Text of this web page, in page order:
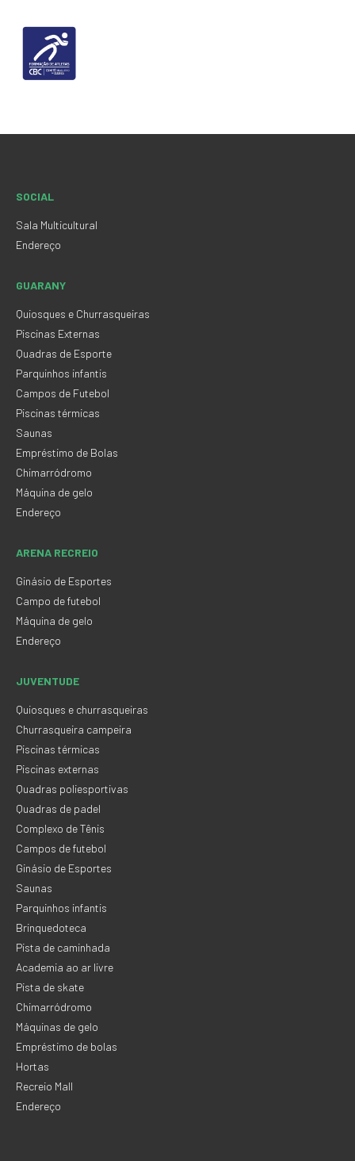
SOCIAL
Sala Multicultural
Endereço
GUARANY
Quiosques e Churrasqueiras
Piscinas Externas
Quadras de Esporte
Parquinhos infantis
Campos de Futebol
Piscinas térmicas
Saunas
Empréstimo de Bolas
Chimarródromo
Máquina de gelo
Endereço
ARENA RECREIO
Ginásio de Esportes
Campo de futebol
Máquina de gelo
Endereço
JUVENTUDE
Quiosques e churrasqueiras
Churrasqueira campeira
Piscinas térmicas
Piscinas externas
Quadras poliesportivas
Quadras de padel
Complexo de Tênis
Campos de futebol
Ginásio de Esportes
Saunas
Parquinhos infantis
Brinquedoteca
Pista de caminhada
Academia ao ar livre
Pista de skate
Chimarródromo
Máquinas de gelo
Empréstimo de bolas
Hortas
Recreio Mall
Endereço